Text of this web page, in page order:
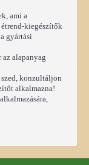
ami a
étrend-kiegészítők
gyártási
alapanyag
szed, konzultáljon
alkalmazna!